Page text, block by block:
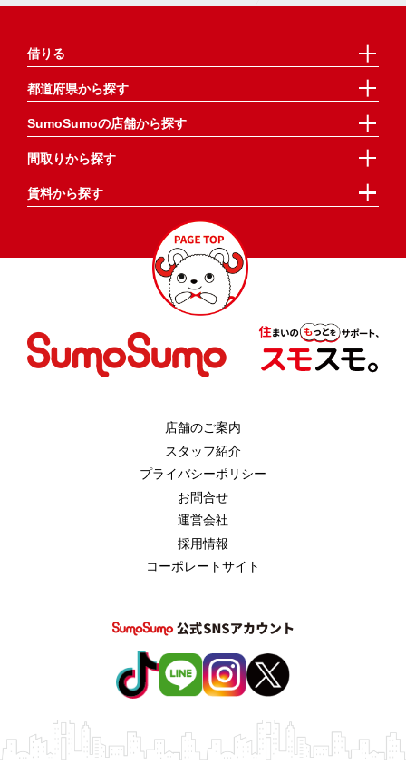
借りる
都道府県から探す
SumoSumoの店舗から探す
間取りから探す
賃料から探す
店舗のご案内
スタッフ紹介
プライバシーポリシー
お問合せ
運営会社
採用情報
コーポレートサイト